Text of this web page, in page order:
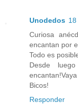
Unodedos
Curiosa
encantan por
Todo es
Desde
Bicos!
Responder